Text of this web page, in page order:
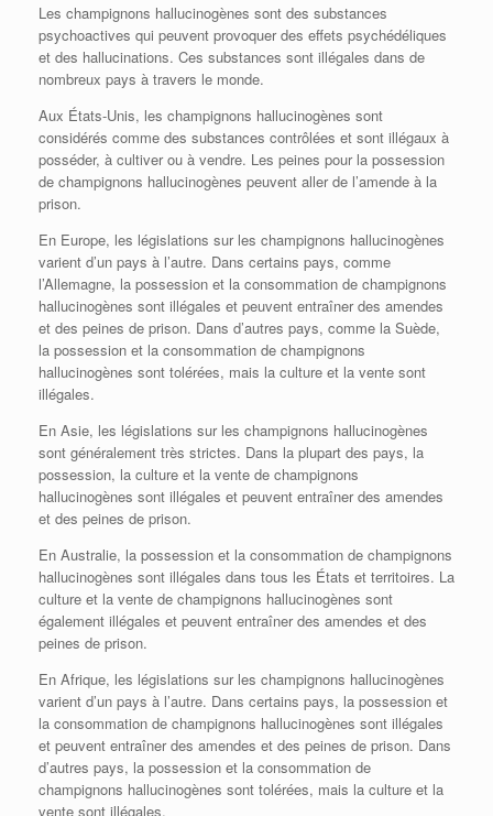
Les champignons hallucinogènes sont des substances
psychoactives qui peuvent provoquer des effets psychédéliques
et des hallucinations. Ces substances sont illégales dans de
nombreux pays à travers le monde.
Aux États-Unis, les champignons hallucinogènes sont
considérés comme des substances contrôlées et sont illégaux à
posséder, à cultiver ou à vendre. Les peines pour la possession
de champignons hallucinogènes peuvent aller de l’amende à la
prison.
En Europe, les législations sur les champignons hallucinogènes
varient d’un pays à l’autre. Dans certains pays, comme
l’Allemagne, la possession et la consommation de champignons
hallucinogènes sont illégales et peuvent entraîner des amendes
et des peines de prison. Dans d’autres pays, comme la Suède,
la possession et la consommation de champignons
hallucinogènes sont tolérées, mais la culture et la vente sont
illégales.
En Asie, les législations sur les champignons hallucinogènes
sont généralement très strictes. Dans la plupart des pays, la
possession, la culture et la vente de champignons
hallucinogènes sont illégales et peuvent entraîner des amendes
et des peines de prison.
En Australie, la possession et la consommation de champignons
hallucinogènes sont illégales dans tous les États et territoires. La
culture et la vente de champignons hallucinogènes sont
également illégales et peuvent entraîner des amendes et des
peines de prison.
En Afrique, les législations sur les champignons hallucinogènes
varient d’un pays à l’autre. Dans certains pays, la possession et
la consommation de champignons hallucinogènes sont illégales
et peuvent entraîner des amendes et des peines de prison. Dans
d’autres pays, la possession et la consommation de
champignons hallucinogènes sont tolérées, mais la culture et la
vente sont illégales.